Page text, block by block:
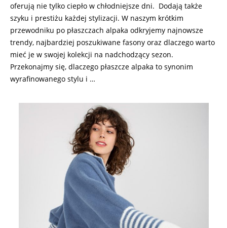
oferują nie tylko ciepło w chłodniejsze dni. Dodają także
szyku i prestiżu każdej stylizacji. W naszym krótkim
przewodniku po płaszczach alpaka odkryjemy najnowsze
trendy, najbardziej poszukiwane fasony oraz dlaczego warto
mieć je w swojej kolekcji na nadchodzący sezon.
Przekonajmy się, dlaczego płaszcze alpaka to synonim
wyrafinowanego stylu i …